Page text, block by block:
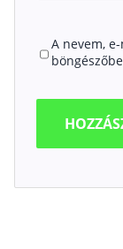
A nevem,